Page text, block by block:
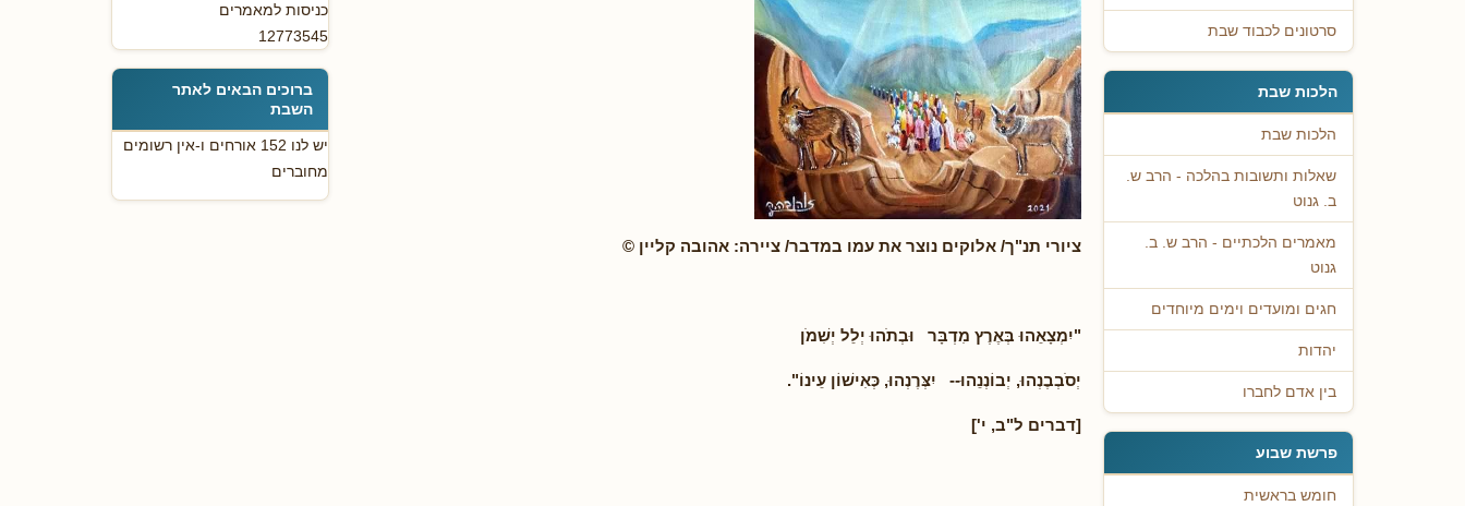
סרטונים לכבוד שבת
הלכות שבת
הלכות שבת
שאלות ותשובות בהלכה - הרב ש.
ב. גנוט
מאמרים הלכתיים - הרב ש. ב.
גנוט
חגים ומועדים וימים מיוחדים
יהדות
בין אדם לחברו
פרשת שבוע
חומש בראשית
ציורי תנ"ך/ אלוקים נוצר את עמו במדבר/ ציירה: אהובה קליין ©
"יִמְצָאֵהוּ בְּאֶרֶץ מִדְבָּר וּבְתֹהוּ יְלֵל יְשִׁמֹן
יְסֹבְבֶנְהוּ, יְבוֹנְנֵהוּ-- יִצְּרֶנְהוּ, כְּאִישׁוֹן עֵינוֹ".
[דברים ל"ב, י']
כניסות למאמרים
12773545
ברוכים הבאים לאתר
השבת
יש לנו 152 אורחים ו-אין רשומים
מחוברים